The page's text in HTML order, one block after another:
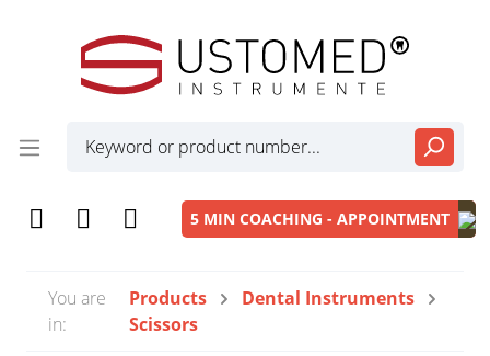
5 MIN COACHING - APPOINTMENT
You are
in:
Products
Dental Instruments
Scissors